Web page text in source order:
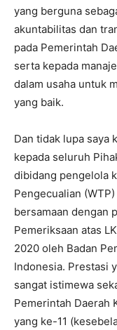
yang berguna
akuntabilitas dan
pada Pemerintah
serta kepada
dalam usaha untuk
yang baik.
Dan tidak lupa saya
kepada seluruh
dibidang pengelola
Pengecualian
bersamaan dengan
Pemeriksaan atas
2020 oleh Badan
Indonesia. Prestasi
sangat istimewa
Pemerintah Daerah
yang ke-11